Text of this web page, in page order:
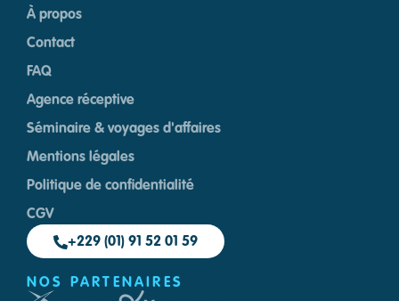
À propos
Contact
FAQ
Agence réceptive
Séminaire & voyages d'affaires
Mentions légales
Politique de confidentialité
CGV
+229 (01) 91 52 01 59
NOS PARTENAIRES